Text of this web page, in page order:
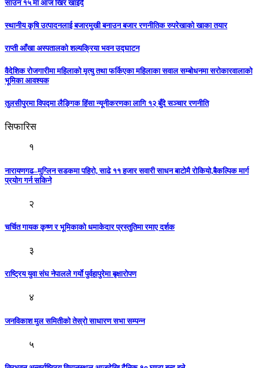
साउन १५ मा आज खिर खाइँदै
स्थानीय कृषि उत्पादनलाई बजारमुखी बनाउन बजार रणनीतिक रुपरेखाको खाका तयार
राप्ती आँखा अस्पतालको शल्यक्रिया भवन उद्घाटन
वैदेशिक रोजगारीमा महिलाको मृत्यु तथा फर्किएका महिलाका सवाल सम्बोधनमा सरोकारवालाको
भूमिका आवश्यक
तुलसीपुरमा विपद्मा लैङ्गिक हिंसा न्यूनीकरणका लागि १२ बुँदे सञ्चार रणनीति
सिफारिस
१
नारायणगढ–मुग्लिन सडकमा पहिरो, साढे ११ हजार सवारी साधन बाटोमै रोकियाे,बैकल्पिक मार्ग
प्रयाेग गर्न सकिने
२
चर्चित गायक कृष्ण र भूमिकाको धमाकेदार प्रस्तुतिमा रमाए दर्शक
३
राष्ट्रिय युवा संघ नेपालले गर्याे पुर्वहापुरेमा बृक्षाराेपण
४
जनविकाश मुल समितीको तेस्रो साधारण सभा सम्पन्न
५